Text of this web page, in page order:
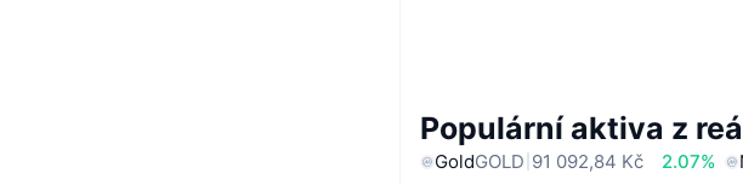
Populární aktiva z
GoldGOLD 91 092,84 Kč 2.07%